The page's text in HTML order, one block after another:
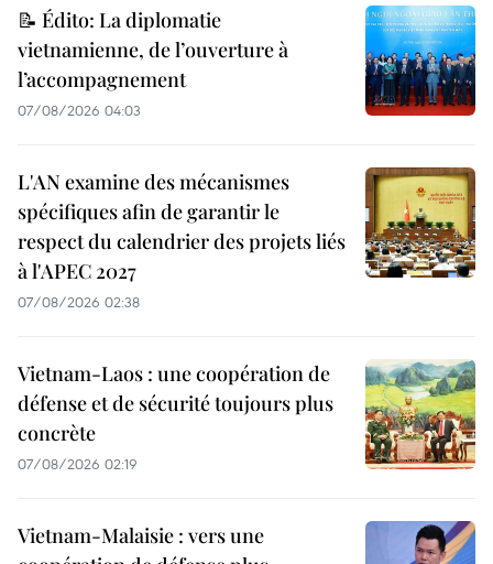
📝 Édito: La diplomatie
vietnamienne, de l’ouverture à
l’accompagnement
07/08/2026 04:03
L'AN examine des mécanismes
spécifiques afin de garantir le
respect du calendrier des projets liés
à l'APEC 2027
07/08/2026 02:38
Vietnam-Laos : une coopération de
défense et de sécurité toujours plus
concrète
07/08/2026 02:19
Vietnam-Malaisie : vers une